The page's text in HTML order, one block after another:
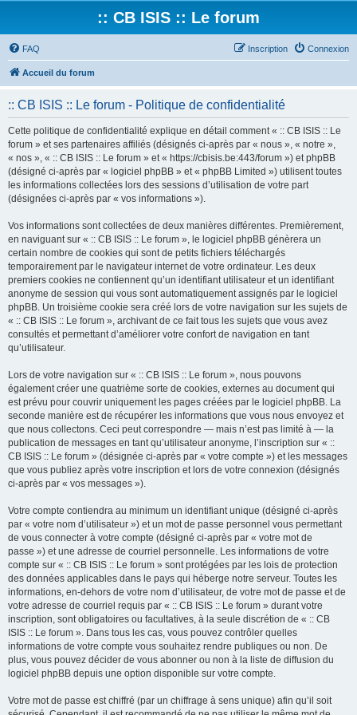
:: CB ISIS :: Le forum
FAQ Connexion
Inscription
Accueil du forum
:: CB ISIS :: Le forum - Politique de confidentialité
Cette politique de confidentialité explique en détail comment « :: CB ISIS :: Le
forum » et ses partenaires affiliés (désignés ci-après par « nous », « notre »,
« nos », « :: CB ISIS :: Le forum » et « https://cbisis.be:443/forum ») et phpBB
(désigné ci-après par « logiciel phpBB » et « phpBB Limited ») utilisent toutes
les informations collectées lors des sessions d’utilisation de votre part
(désignées ci-après par « vos informations »).
Vos informations sont collectées de deux manières différentes. Premièrement,
en naviguant sur « :: CB ISIS :: Le forum », le logiciel phpBB génèrera un
certain nombre de cookies qui sont de petits fichiers téléchargés
temporairement par le navigateur internet de votre ordinateur. Les deux
premiers cookies ne contiennent qu’un identifiant utilisateur et un identifiant
anonyme de session qui vous sont automatiquement assignés par le logiciel
phpBB. Un troisième cookie sera créé lors de votre navigation sur les sujets de
« :: CB ISIS :: Le forum », archivant de ce fait tous les sujets que vous avez
consultés et permettant d’améliorer votre confort de navigation en tant
qu’utilisateur.
Lors de votre navigation sur « :: CB ISIS :: Le forum », nous pouvons
également créer une quatrième sorte de cookies, externes au document qui
est prévu pour couvrir uniquement les pages créées par le logiciel phpBB. La
seconde manière est de récupérer les informations que vous nous envoyez et
que nous collectons. Ceci peut correspondre — mais n’est pas limité à — la
publication de messages en tant qu’utilisateur anonyme, l’inscription sur « ::
CB ISIS :: Le forum » (désignée ci-après par « votre compte ») et les messages
que vous publiez après votre inscription et lors de votre connexion (désignés
ci-après par « vos messages »).
Votre compte contiendra au minimum un identifiant unique (désigné ci-après
par « votre nom d’utilisateur ») et un mot de passe personnel vous permettant
de vous connecter à votre compte (désigné ci-après par « votre mot de
passe ») et une adresse de courriel personnelle. Les informations de votre
compte sur « :: CB ISIS :: Le forum » sont protégées par les lois de protection
des données applicables dans le pays qui héberge notre serveur. Toutes les
informations, en-dehors de votre nom d’utilisateur, de votre mot de passe et de
votre adresse de courriel requis par « :: CB ISIS :: Le forum » durant votre
inscription, sont obligatoires ou facultatives, à la seule discrétion de « :: CB
ISIS :: Le forum ». Dans tous les cas, vous pouvez contrôler quelles
informations de votre compte vous souhaitez rendre publiques ou non. De
plus, vous pouvez décider de vous abonner ou non à la liste de diffusion du
logiciel phpBB depuis une option disponible sur votre compte.
Votre mot de passe est chiffré (par un chiffrage à sens unique) afin qu’il soit